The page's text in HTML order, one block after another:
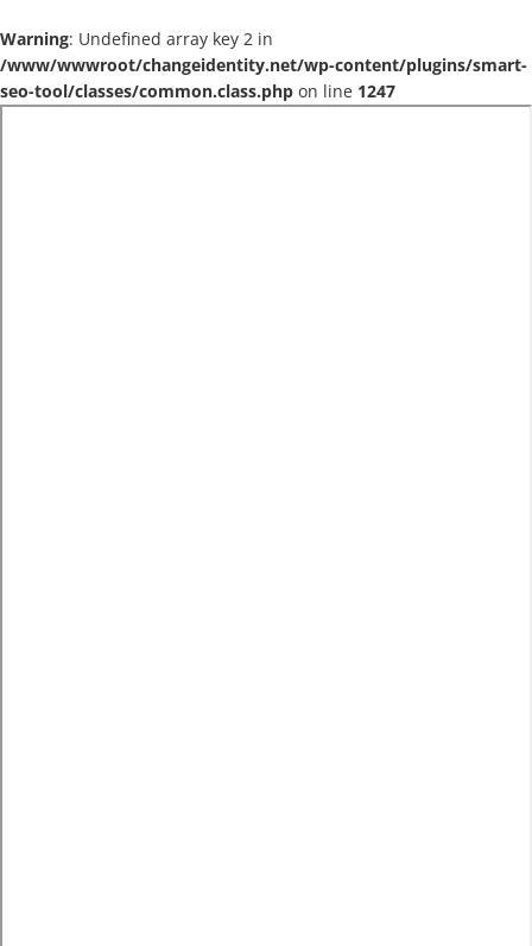
Warning: Undefined array key 2 in
/www/wwwroot/changeidentity.net/wp-content/plugins/smart-
seo-tool/classes/common.class.php on line 1247